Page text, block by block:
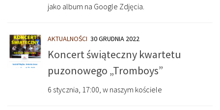
jako album na Google Zdjęcia.
AKTUALNOŚCI 30 GRUDNIA 2022
Koncert świąteczny kwartetu
puzonowego „Tromboys”
6 stycznia, 17:00, w naszym kościele